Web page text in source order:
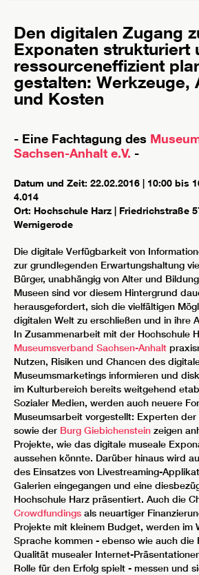
Den digitalen Zugang
Exponaten strukturiert
ressourceneffizient
gestalten: Werkzeuge,
und Kosten
- Eine Fachtagung des
Sachsen-Anhalt e.V. -
Datum und Zeit: 22.02.2016 | 10:00 bis
4.014
Ort: Hochschule Harz | Friedrichstraße
Wernigerode
Die digitale Verfügbarkeit von
zur grundlegenden Erwartungshaltung
Bürger, unabhängig von Alter und
Museen sind vor diesem Hintergrund
herausgefordert, sich die vielfältigen
digitalen Welt zu erschließen und in ihre
In Zusammenarbeit mit der Hochschule
Museumsverband Sachsen-Anhalt
Nutzen, Risiken und Chancen des
Museumsmarketings informieren und
im Kulturbereich bereits weitgehend
Sozialer Medien, werden auch neuere
Museumsarbeit vorgestellt: Experten der
sowie der Burg Giebichenstein zeigen
Projekte, wie das digitale museale
aussehen könnte. Darüber hinaus wird
des Einsatzes von Livestreaming-
Galerien eingegangen und eine
Hochschule Harz präsentiert. Auch die
Crowdfundings als neuartiger
Projekte mit kleinem Budget, werden im
Sprache kommen - ebenso wie auch die
Qualität musealer Internet-
Rolle für den Erfolg spielt - messen und